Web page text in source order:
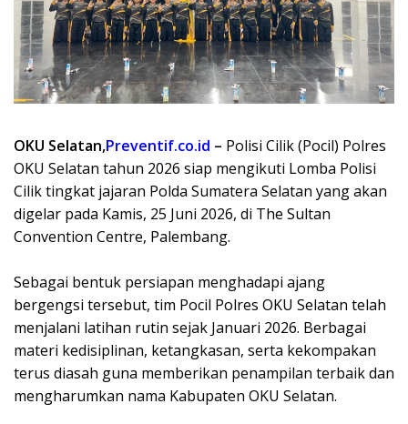
OKU Selatan,Preventif.co.id – Polisi Cilik (Pocil) Polres
OKU Selatan tahun 2026 siap mengikuti Lomba Polisi
Cilik tingkat jajaran Polda Sumatera Selatan yang akan
digelar pada Kamis, 25 Juni 2026, di The Sultan
Convention Centre, Palembang.
Sebagai bentuk persiapan menghadapi ajang
bergengsi tersebut, tim Pocil Polres OKU Selatan telah
menjalani latihan rutin sejak Januari 2026. Berbagai
materi kedisiplinan, ketangkasan, serta kekompakan
terus diasah guna memberikan penampilan terbaik dan
mengharumkan nama Kabupaten OKU Selatan.